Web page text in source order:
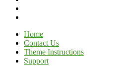
Home
Contact Us
Theme Instructions
Support